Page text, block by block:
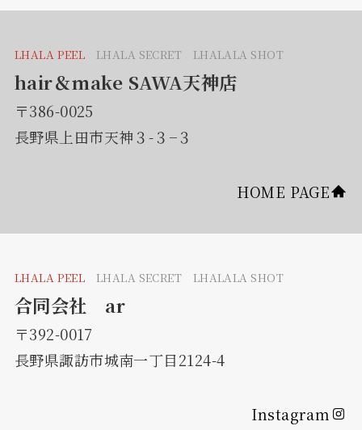
LHALA PEEL LHALA SECRET LHALALA SHOT
hair＆make SAWA天神店
〒386-0025
長野県上田市天神３-３−３
HOME PAGE
LHALA PEEL LHALA SECRET LHALALA SHOT
合同会社 ar
〒392-0017
長野県諏訪市城南一丁目2124-4
Instagram